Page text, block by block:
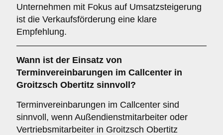
Unternehmen mit Fokus auf Umsatzsteigerung
ist die Verkaufsförderung eine klare
Empfehlung.
Wann ist der Einsatz von
Terminvereinbarungen im Callcenter in
Groitzsch Obertitz sinnvoll?
Terminvereinbarungen im Callcenter sind
sinnvoll, wenn Außendienstmitarbeiter oder
Vertriebsmitarbeiter in Groitzsch Obertitz